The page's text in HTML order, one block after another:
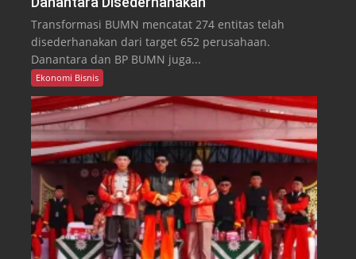
Transformasi BUMN mencatat 274 entitas telah
disederhanakan dari target 652 perusahaan.
Danantara dan BP BUMN juga...
Ekonomi Bisnis